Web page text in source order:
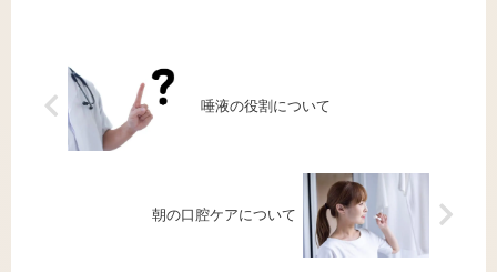
唾液の役割について
朝の口腔ケアについて